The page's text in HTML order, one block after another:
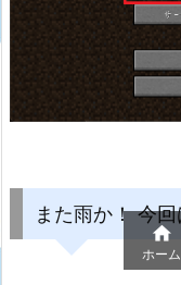
また雨か！ 今

ホーム